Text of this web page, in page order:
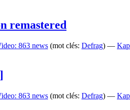
remastered
(mot clés: Defrag) —
(mot clés: Defrag) —